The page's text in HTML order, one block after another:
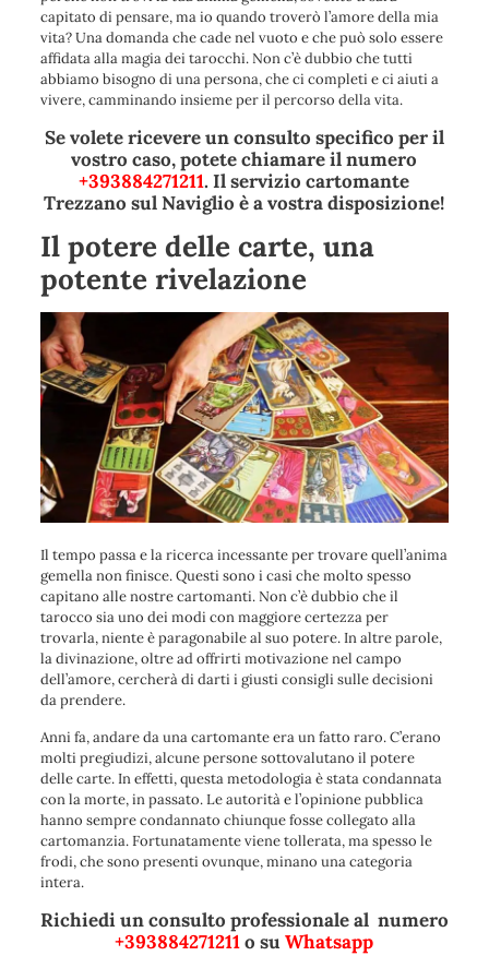
capitato di pensare, ma io quando troverò l’amore della mia
vita? Una domanda che cade nel vuoto e che può solo essere
affidata alla magia dei tarocchi. Non c’è dubbio che tutti
abbiamo bisogno di una persona, che ci completi e ci aiuti a
vivere, camminando insieme per il percorso della vita.
Se volete ricevere un consulto specifico per il
vostro caso, potete chiamare il numero
+393884271211. Il servizio cartomante
Trezzano sul Naviglio è a vostra disposizione!
Il potere delle carte, una
potente rivelazione
Il tempo passa e la ricerca incessante per trovare quell’anima
gemella non finisce. Questi sono i casi che molto spesso
capitano alle nostre cartomanti. Non c’è dubbio che il
tarocco sia uno dei modi con maggiore certezza per
trovarla, niente è paragonabile al suo potere. In altre parole,
la divinazione, oltre ad offrirti motivazione nel campo
dell’amore, cercherà di darti i giusti consigli sulle decisioni
da prendere.
Anni fa, andare da una cartomante era un fatto raro. C’erano
molti pregiudizi, alcune persone sottovalutano il potere
delle carte. In effetti, questa metodologia è stata condannata
con la morte, in passato. Le autorità e l’opinione pubblica
hanno sempre condannato chiunque fosse collegato alla
cartomanzia. Fortunatamente viene tollerata, ma spesso le
frodi, che sono presenti ovunque, minano una categoria
intera.
Richiedi un consulto professionale al numero
+393884271211 o suWhatsapp